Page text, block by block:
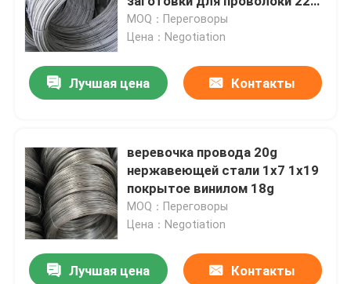
нержавеющей стали
MOQ：Переговоры
Цена：Negotiation
Лучшая цена Контакты
веревочка провода 20g
нержавеющей стали 1x7 1x19
покрытое винилом 18g
MOQ：Переговоры
Цена：Negotiation
Лучшая цена Контакты